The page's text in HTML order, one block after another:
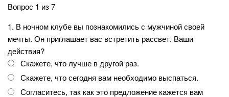
Вопрос 1 из 7
1. В ночном клубе вы познакомились с мужчиной своей
мечты. Он приглашает вас встретить рассвет. Ваши
действия?
Скажете, что лучше в другой раз.
Скажете, что сегодня вам необходимо выспаться.
Согласитесь, так как это предложение кажется вам